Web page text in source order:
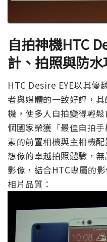
自拍神機HTC
計、拍照與防
HTC Desire EYE以其優
者與媒體的一致好評，
機，使多人自拍變得輕
個國家榮獲「最佳自拍
素的前置相機與主相機
想像的卓越拍照體驗，
影像，結合HTC專屬的
相片品質：